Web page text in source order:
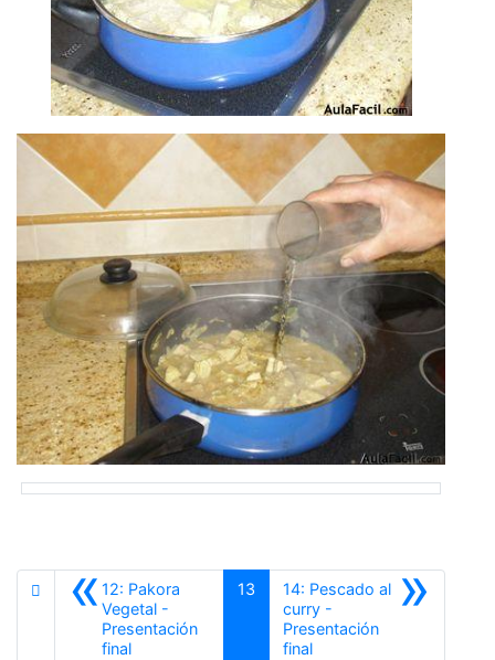
«12: Pakora
Vegetal -
Presentación
finalAnterior
13 »
14: Pescado al
curry -
Presentación
finalSiguiente